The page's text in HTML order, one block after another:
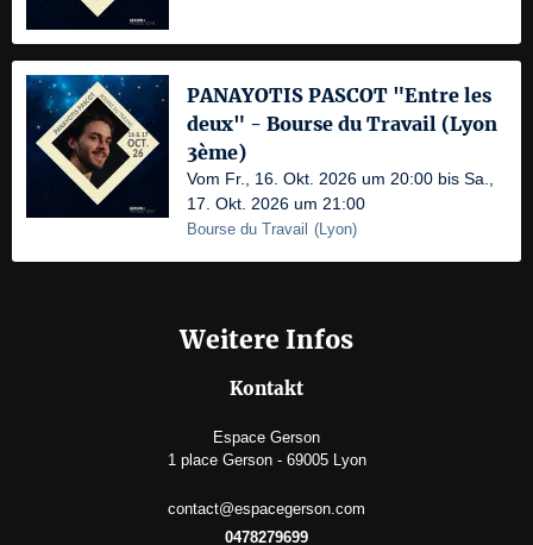
PANAYOTIS PASCOT "Entre les
deux" - Bourse du Travail (Lyon
3ème)
Vom Fr., 16. Okt. 2026 um 20:00 bis Sa.,
17. Okt. 2026 um 21:00
Bourse du Travail (Lyon)
Weitere Infos
Kontakt
Espace Gerson
1 place Gerson - 69005 Lyon
contact@espacegerson.com
0478279699